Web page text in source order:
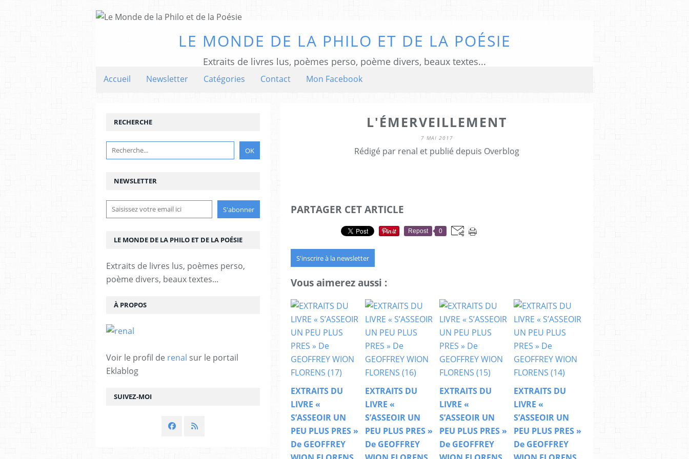
LE MONDE DE LA PHILO ET DE LA POÉSIE
Extraits de livres lus, poèmes perso, poème divers, beaux textes...
Accueil Newsletter Catégories Contact Mon Facebook
L'ÉMERVEILLEMENT
7 MAI 2017
Rédigé par renal et publié depuis Overblog
PARTAGER CET ARTICLE
Repost 0
S'inscrire à la newsletter
Vous aimerez aussi :
EXTRAITS DU
LIVRE «
S’ASSEOIR UN
PEU PLUS PRES »
De GEOFFREY
EXTRAITS DU
LIVRE «
S’ASSEOIR UN
PEU PLUS PRES »
De GEOFFREY
EXTRAITS DU
LIVRE «
S’ASSEOIR UN
PEU PLUS PRES »
De GEOFFREY
EXTRAITS DU
LIVRE «
S’ASSEOIR UN
PEU PLUS PRES »
De GEOFFREY
NEWSLETTER
SUIVEZ-MOI
RECHERCHE
LE MONDE DE LA PHILO ET DE LA POÉSIE
Extraits de livres lus, poèmes perso,
poème divers, beaux textes...
À PROPOS
Voir le profil de renal sur le portail
Eklablog